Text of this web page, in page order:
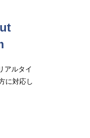
アルタイ
に対応し